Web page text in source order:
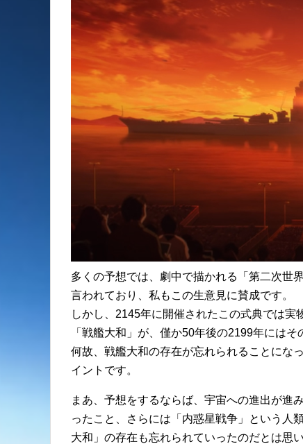
多くの予想では、劇中で描かれる「第二次世
言われており、私もこの生意見に賛成です。
しかし、2145年に開催されたこの式典では
「戦艦大和」が、僅か50年後の2199年には
何故、戦艦大和の存在が忘れられることにな
イントです。
まあ、予想をするならば、宇宙への進出が進
ったこと、さらには「内惑星戦争」という人
大和」の存在も忘れられていったのだとは思